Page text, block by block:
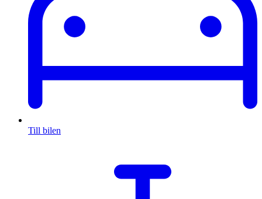
Till bilen